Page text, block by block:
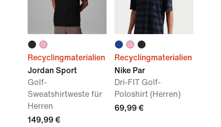
Recyclingmaterialien
Jordan Sport
Golf-
Sweatshirtweste für
Herren
149,99 €
Recyclingmaterialien
Nike Par
Dri-FIT Golf-
Poloshirt (Herren)
69,99 €